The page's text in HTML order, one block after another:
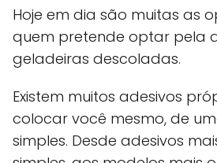
Hoje em dia são muitas as
quem pretende optar pela
geladeiras descoladas.
Existem muitos adesivos
colocar você mesmo, de
simples. Desde adesivos